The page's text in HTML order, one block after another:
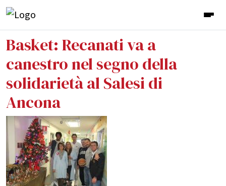
Basket: Recanati va a
canestro nel segno della
solidarietà al Salesi di
Ancona